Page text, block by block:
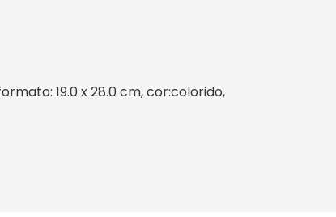
19.0 x 28.0 cm, cor:colorido,